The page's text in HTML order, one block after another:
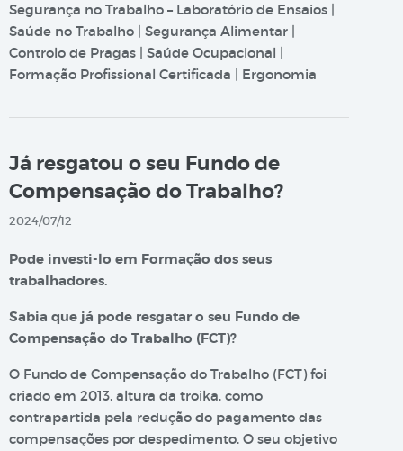
Segurança no Trabalho – Laboratório de Ensaios |
Saúde no Trabalho | Segurança Alimentar |
Controlo de Pragas | Saúde Ocupacional |
Formação Profissional Certificada | Ergonomia
Já resgatou o seu Fundo de
Compensação do Trabalho?
2024/07/12
Pode investi-lo em Formação dos seus
trabalhadores.
Sabia que já pode resgatar o seu Fundo de
Compensação do Trabalho (FCT)?
O Fundo de Compensação do Trabalho (FCT) foi
criado em 2013, altura da troika, como
contrapartida pela redução do pagamento das
compensações por despedimento. O seu objetivo